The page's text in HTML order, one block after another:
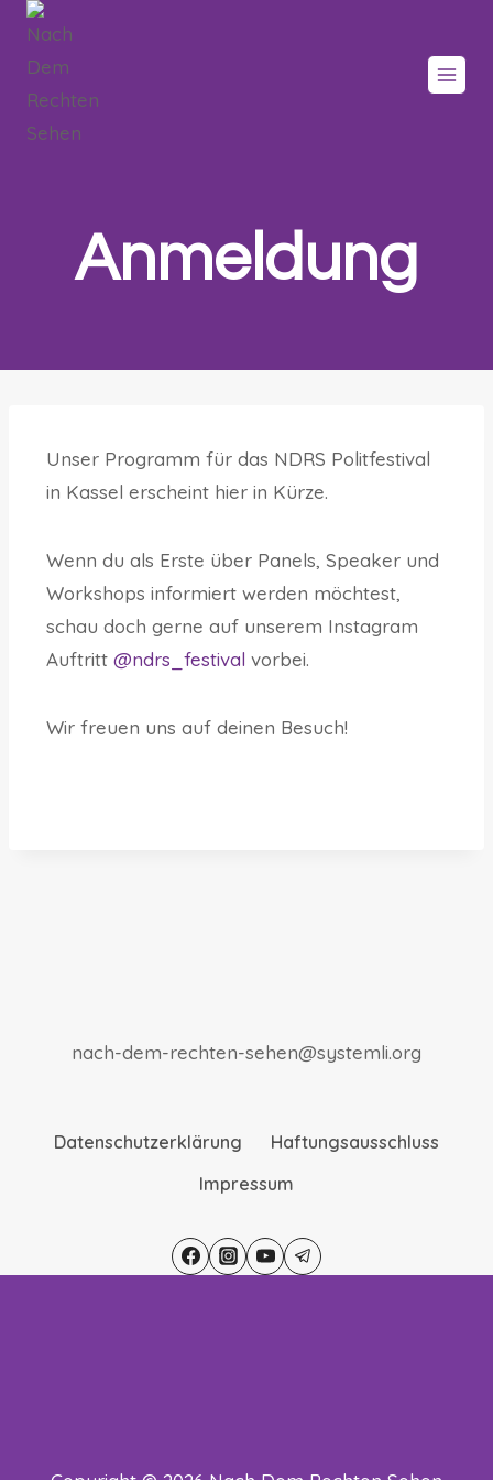
Anmeldung
Unser Programm für das NDRS Politfestival
in Kassel erscheint hier in Kürze.
Wenn du als Erste über Panels, Speaker und
Workshops informiert werden möchtest,
schau doch gerne auf unserem Instagram
Auftritt @ndrs_festival vorbei.
Wir freuen uns auf deinen Besuch!
nach-dem-rechten-sehen@systemli.org
Datenschutzerklärung
Haftungsausschluss
Impressum